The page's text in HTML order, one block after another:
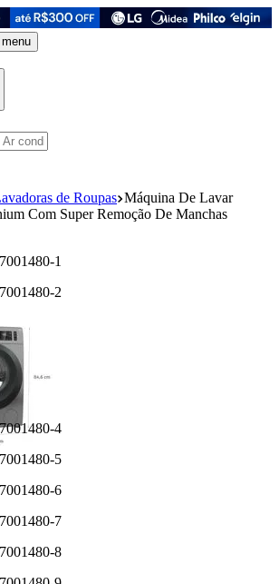
de Roupas Máquina De Lavar
Com Super Remoção De Manchas